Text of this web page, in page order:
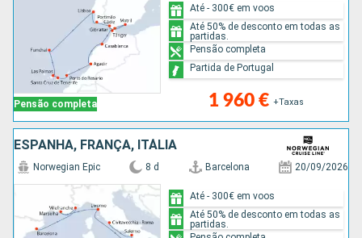
Pensão completa 1 960 € +Taxas
Até - 300€ em voos
Até 50% de desconto em todas as
partidas.
Pensão completa
Partida de Portugal
ESPANHA, FRANÇA, ITÁLIA
Norwegian Epic 8 d Barcelona 20/09/2026
Até - 300€ em voos
Até 50% de desconto em todas as
partidas.